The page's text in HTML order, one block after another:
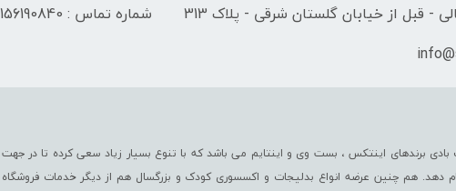
- قبل از خیابان گلستان شرقی - پلاک 313
شماره تماس : 02156190840
بادی برندهای اینتکس ، بست وی و اینتایم می باشد که با تنوع بسیار زیاد سعی کرده تا در جهت
دهد. هم چنین عرضه انواع بدلیجات و اکسسوری کودک و بزرگسال هم از دیگر خدمات فروشگاه